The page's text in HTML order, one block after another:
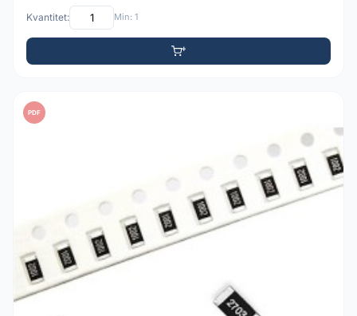
Kvantitet: Min: 1
PDF